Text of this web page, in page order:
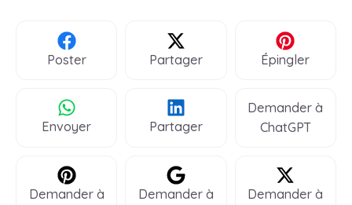
Poster Partager Épingler
Envoyer Partager
Demander à
ChatGPT
Demander à
Demander à
Demander à